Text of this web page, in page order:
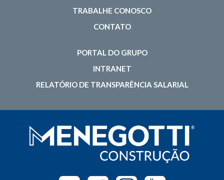
TRABALHE CONOSCO
CONTATO
PORTAL DO GRUPO
INTRANET
RELATÓRIO DE TRANSPARÊNCIA SALARIAL